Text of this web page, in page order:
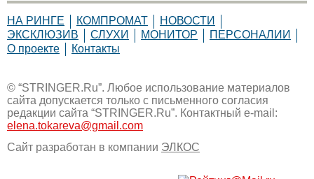
НА РИНГЕ КОМПРОМАТ
НОВОСТИ
ЭКСКЛЮЗИВ
СЛУХИ МОНИТОР
ПЕРСОНАЛИИ
О проекте
Контакты
© “STRINGER.Ru”. Любое использование материалов
сайта допускается только с письменного согласия
редакции сайта “STRINGER.Ru”. Контактный e-mail:
elena.tokareva@gmail.com
Сайт разработан в компании ЭЛКОС